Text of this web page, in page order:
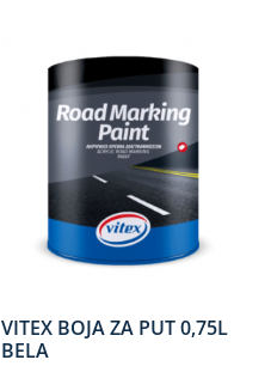
VITEX BOJA ZA PUT 0,75L
BELA